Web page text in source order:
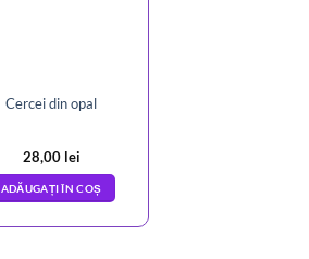
Cercei din opal
28,00 lei
ADĂUGAȚI ÎN COȘ